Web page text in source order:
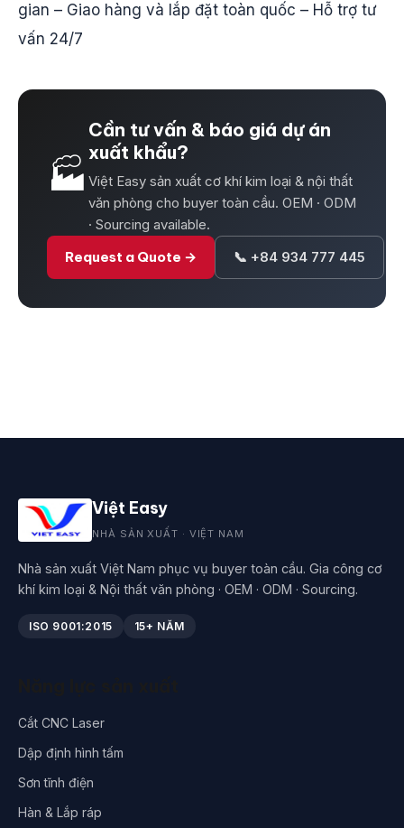
gian – Giao hàng và lắp đặt toàn quốc – Hỗ trợ tư
vấn 24/7
🏭
Cần tư vấn & báo giá dự án
xuất khẩu?
Việt Easy sản xuất cơ khí kim loại & nội thất
văn phòng cho buyer toàn cầu. OEM · ODM
· Sourcing available.
Request a Quote →
📞 +84 934 777 445
Việt Easy
NHÀ SẢN XUẤT · VIỆT NAM
Nhà sản xuất Việt Nam phục vụ buyer toàn cầu. Gia công cơ
khí kim loại & Nội thất văn phòng · OEM · ODM · Sourcing.
ISO 9001:2015 15+ NĂM
Cắt CNC Laser
Dập định hình tấm
Sơn tĩnh điện
Hàn & Lắp ráp